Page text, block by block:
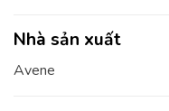
Nhà sản xuất
Avene